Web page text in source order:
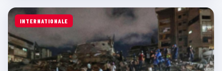
INTERNATIONALE